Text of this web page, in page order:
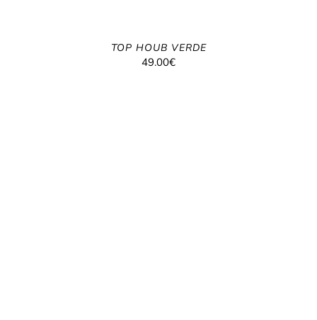
TOP HOUB VERDE
49.00€